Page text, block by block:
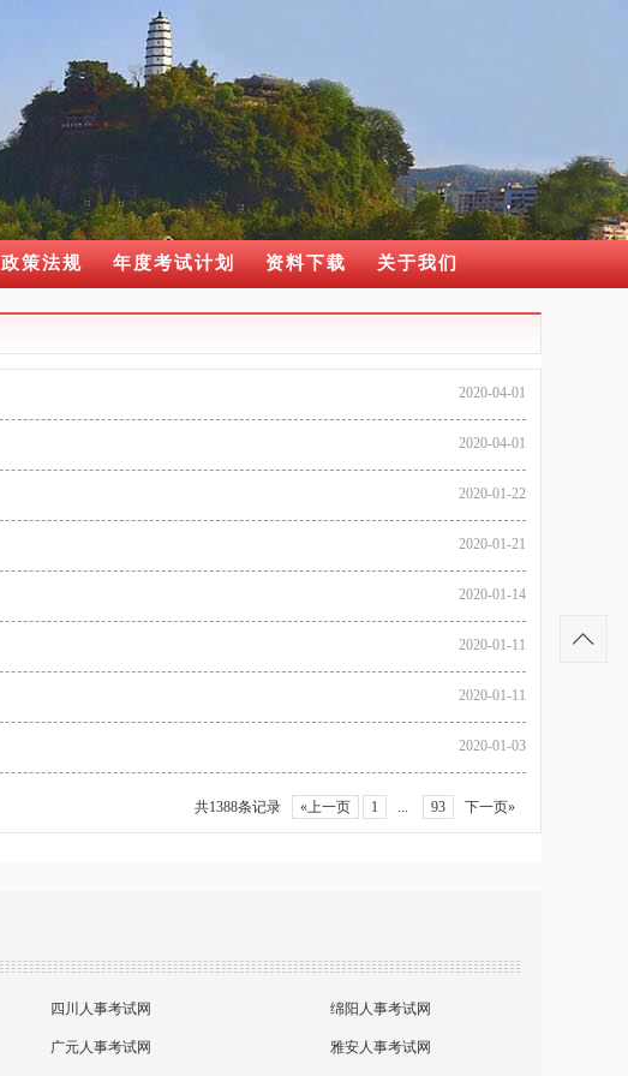
政策法规 年度考试计划 资料下载 关于我们
2020-04-01
2020-04-01
2020-01-22
2020-01-21
2020-01-14
2020-01-11
2020-01-11
2020-01-03
共1388条记录 «上一页 1 ... 93 下一页»
四川人事考试网 绵阳人事考试网
广元人事考试网 雅安人事考试网